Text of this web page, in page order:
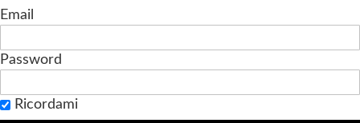
Email
Password
Ricordami